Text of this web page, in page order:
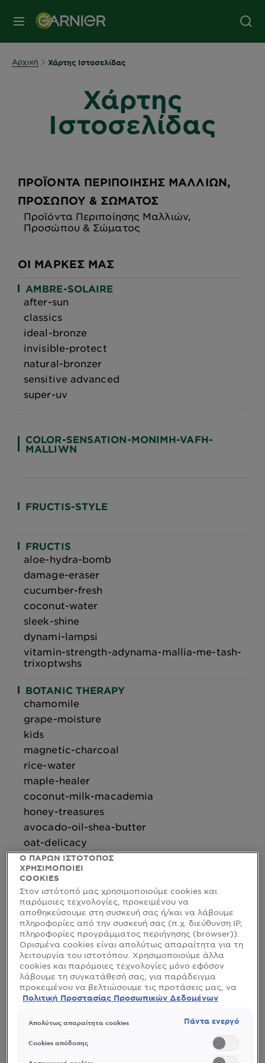
MENU
Αρχική Χάρτης Ιστοσελίδας
Χάρτης
Ιστοσελίδας
ΠΡΟΪΌΝΤΑ ΠΕΡΙΠΟΊΗΣΗΣ ΜΑΛΛΙΏΝ,
ΠΡΟΣΏΠΟΥ & ΣΏΜΑΤΟΣ
Προϊόντα Περιποίησης Μαλλιών,
Προσώπου & Σώματος
ΟΙ ΜΆΡΚΕΣ ΜΑΣ
AMBRE-SOLAIRE
after-sun
classics
ideal-bronze
invisible-protect
natural-bronzer
sensitive advanced
super-uv
COLOR-SENSATION-MONIMH-VAFH-
MALLIWN
FRUCTIS-STYLE
FRUCTIS
aloe-hydra-bomb
damage-eraser
cucumber-fresh
coconut-water
sleek-shine
dynami-lampsi
vitamin-strength-adynama-mallia-me-tash-
trixoptwshs
BOTANIC THERAPY
chamomile
grape-moisture
kids
magnetic-charcoal
rice-water
maple-healer
coconut-milk-macademia
honey-treasures
avocado-oil-shea-butter
oat-delicacy
SKINACTIVE
BB Cream
botanicals
charcoal
hyaluron
Barrier Protect Cream Cleanser Κρέμα
Καθαρισμού Προσώπου
Fresh & Plump Sorbet Cream Ενυδατική με
Υαλουρονικό
Ορός Ενυδάτωσης Προσώπου με
salicylic
Ο ΠΑΡΩΝ ΙΣΤΟΤΟΠΟΣ
ΧΡΗΣΙΜΟΠΟΙΕΙ
COOKIES
Στον ιστότοπό μας χρησιμοποιούμε cookies και
παρόμοιες τεχνολογίες, προκειμένου να
αποθηκεύσουμε στη συσκευή σας ή/και να λάβουμε
πληροφορίες από την συσκευή σας (π.χ. διεύθυνση IP,
πληροφορίες προγράμματος περιήγησης (browser)).
Ορισμένα cookies είναι απολύτως απαραίτητα για τη
λειτουργία του ιστοτόπου. Χρησιμοποιούμε άλλα
cookies και παρόμοιες τεχνολογίες μόνο εφόσον
λάβουμε τη συγκατάθεσή σας, για παράδειγμα
προκειμένου να βελτιώσουμε τις προτάσεις μας, να
αναλύσουμε τη χρήση, να προσαρμόσουμε το
αναγνωρίσουμε τον browser/ τη συσκευή σας για τη
δημιουργία προφίλ με τα ενδιαφέροντά σας και να
σας δείχνουμε σχετικό διαφημιστικό περιεχόμενο σε
Πολιτική Προστασίας Προσωπικών Δεδομένων
Απολύτως απαραίτητα cookies Πάντα ενεργό
Cookies απόδοσης